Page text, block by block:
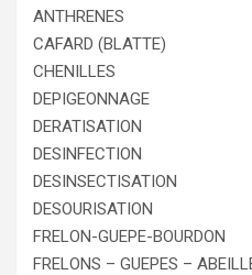
ANTHRENES
CAFARD (BLATTE)
CHENILLES
DEPIGEONNAGE
DERATISATION
DESINFECTION
DESINSECTISATION
DESOURISATION
FRELON-GUEPE-BOURDON
FRELONS – GUEPES –